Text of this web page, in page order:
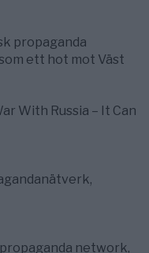
propaganda
ett hot mot Väst
With Russia – It Can
network,